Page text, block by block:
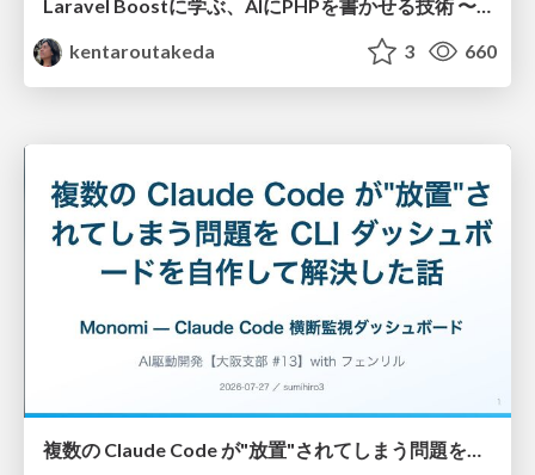
kentaroutakeda
3 660
複数の Claude Code が"放置"されてしまう問題をCLI ダッシュボードを自作して解決した話